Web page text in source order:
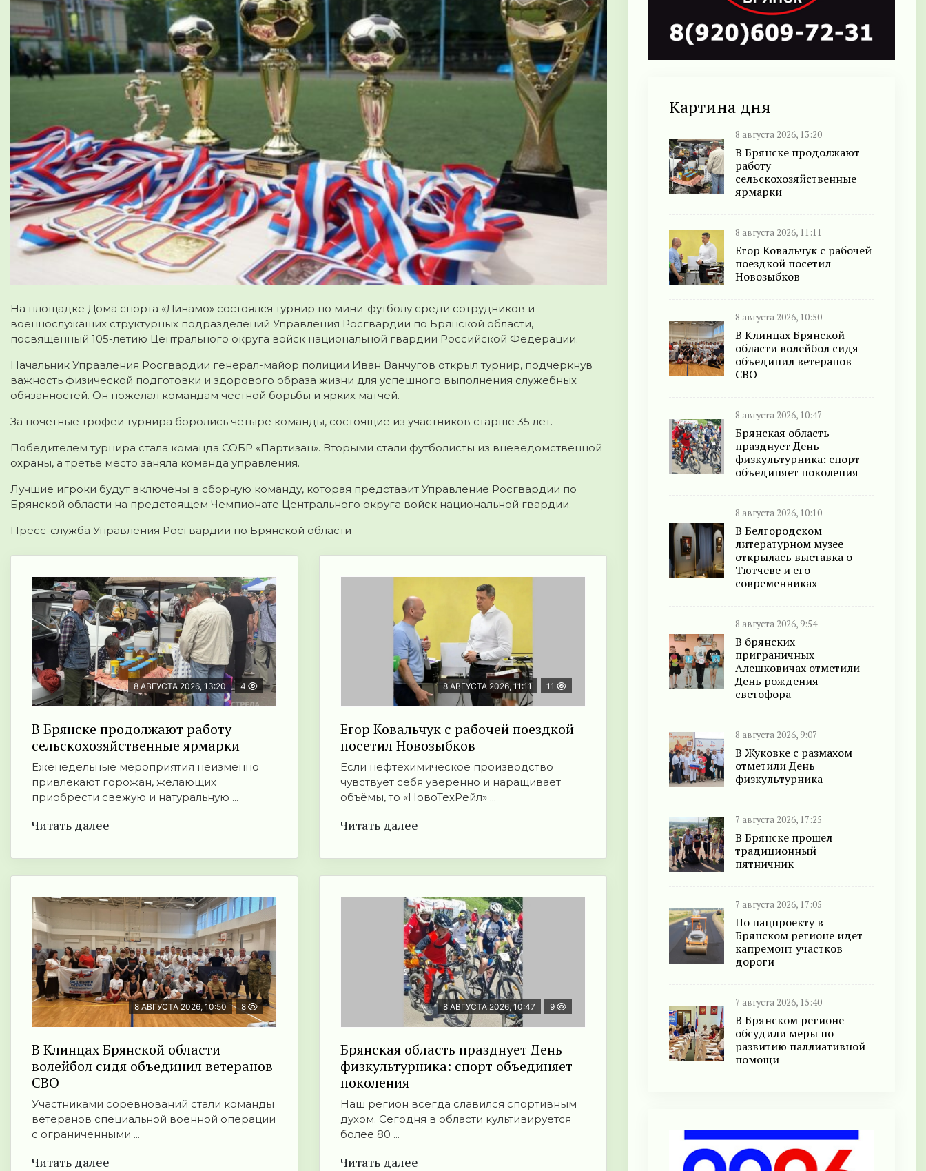
На площадке Дома спорта «Динамо» состоялся турнир по мини-футболу среди сотрудников и
военнослужащих структурных подразделений Управления Росгвардии по Брянской области,
посвященный 105-летию Центрального округа войск национальной гвардии Российской Федерации.
Начальник Управления Росгвардии генерал-майор полиции Иван Ванчугов открыл турнир, подчеркнув
важность физической подготовки и здорового образа жизни для успешного выполнения служебных
обязанностей. Он пожелал командам честной борьбы и ярких матчей.
За почетные трофеи турнира боролись четыре команды, состоящие из участников старше 35 лет.
Победителем турнира стала команда СОБР «Партизан». Вторыми стали футболисты из вневедомственной
охраны, а третье место заняла команда управления.
Лучшие игроки будут включены в сборную команду, которая представит Управление Росгвардии по
Брянской области на предстоящем Чемпионате Центрального округа войск национальной гвардии.
Пресс-служба Управления Росгвардии по Брянской области
8 АВГУСТА 2026, 13:20 4
В Брянске продолжают работу
сельскохозяйственные ярмарки
Еженедельные мероприятия неизменно
привлекают горожан, желающих
приобрести свежую и натуральную ...
Читать далее
8 АВГУСТА 2026, 11:11 11
Егор Ковальчук с рабочей поездкой
посетил Новозыбков
Если нефтехимическое производство
чувствует себя уверенно и наращивает
объёмы, то «НовоТехРейл» ...
Читать далее
8 АВГУСТА 2026, 10:50 8
В Клинцах Брянской области
волейбол сидя объединил ветеранов
СВО
Участниками соревнований стали команды
ветеранов специальной военной операции
с ограниченными ...
Читать далее
8 АВГУСТА 2026, 10:47 9
Брянская область празднует День
физкультурника: спорт объединяет
поколения
Наш регион всегда славился спортивным
духом. Сегодня в области культивируется
более 80 ...
Читать далее
Картина дня
8 августа 2026, 13:20
В Брянске продолжают
работу
сельскохозяйственные
ярмарки
8 августа 2026, 11:11
Егор Ковальчук с рабочей
поездкой посетил
Новозыбков
8 августа 2026, 10:50
В Клинцах Брянской
области волейбол сидя
объединил ветеранов
СВО
8 августа 2026, 10:47
Брянская область
празднует День
физкультурника: спорт
объединяет поколения
8 августа 2026, 10:10
В Белгородском
литературном музее
открылась выставка о
Тютчеве и его
современниках
8 августа 2026, 9:54
В брянских
приграничных
Алешковичах отметили
День рождения
светофора
8 августа 2026, 9:07
В Жуковке с размахом
отметили День
физкультурника
7 августа 2026, 17:25
В Брянске прошел
традиционный
пятничник
7 августа 2026, 17:05
По нацпроекту в
Брянском регионе идет
капремонт участков
дороги
7 августа 2026, 15:40
В Брянском регионе
обсудили меры по
развитию паллиативной
помощи